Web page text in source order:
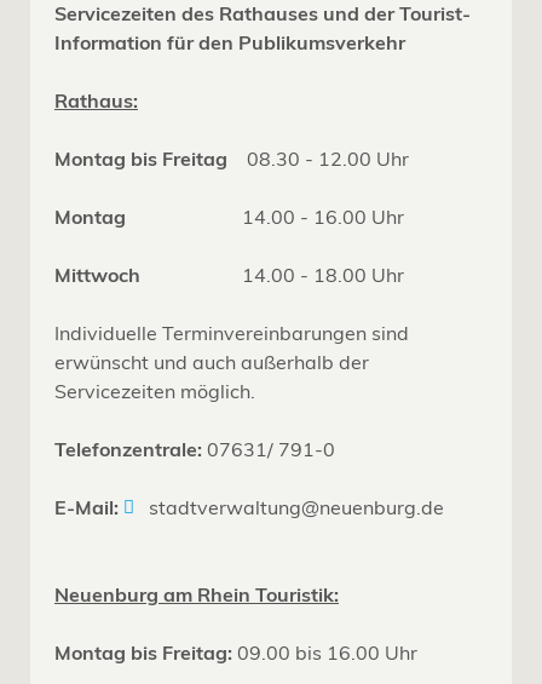
Servicezeiten des Rathauses und der Tourist-
Information für den Publikumsverkehr
Rathaus:
Montag bis Freitag 08.30 - 12.00 Uhr
Montag 14.00 - 16.00 Uhr
Mittwoch 14.00 - 18.00 Uhr
Individuelle Terminvereinbarungen sind
erwünscht und auch außerhalb der
Servicezeiten möglich.
Telefonzentrale: 07631/ 791-0
E-Mail: stadtverwaltung@neuenburg.de
Neuenburg am Rhein Touristik:
Montag bis Freitag: 09.00 bis 16.00 Uhr